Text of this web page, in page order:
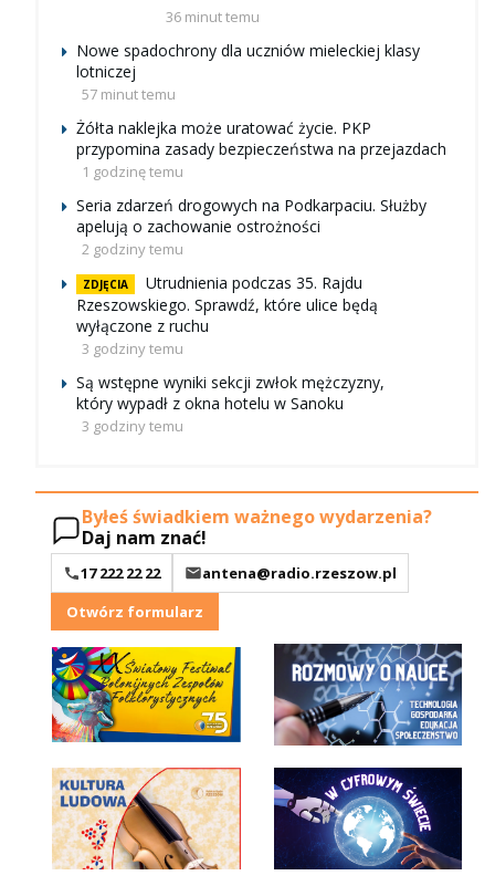
36 minut temu
Nowe spadochrony dla uczniów mieleckiej klasy
lotniczej
57 minut temu
Żółta naklejka może uratować życie. PKP
przypomina zasady bezpieczeństwa na przejazdach
1 godzinę temu
Seria zdarzeń drogowych na Podkarpaciu. Służby
apelują o zachowanie ostrożności
2 godziny temu
ZDJĘCIA
Utrudnienia podczas 35. Rajdu
Rzeszowskiego. Sprawdź, które ulice będą
wyłączone z ruchu
3 godziny temu
Są wstępne wyniki sekcji zwłok mężczyzny,
który wypadł z okna hotelu w Sanoku
3 godziny temu
Byłeś świadkiem ważnego wydarzenia?
Daj nam znać!
17 222 22 22
antena@radio.rzeszow.pl
Otwórz formularz